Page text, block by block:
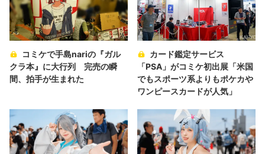
コミケで手島nariの『ガル
クラ本』に大行列 完売の瞬
間、拍手が生まれた
カード鑑定サービス
「PSA」がコミケ初出展「米国
でもスポーツ系よりもポケカや
ワンピースカードが人気」